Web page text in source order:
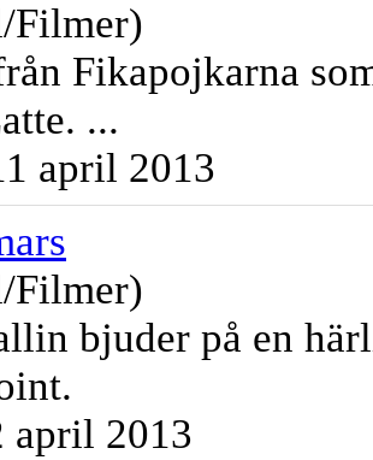
Filmer)
Fikapojkarna
. ...
april 2013
Filmer)
bjuder på en
april 2013